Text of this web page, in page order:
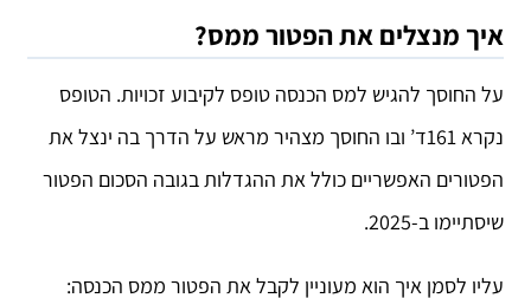
איך מנצלים את הפטור ממס?
על החוסך להגיש למס הכנסה טופס לקיבוע זכויות. הטופס
נקרא 161ד’ ובו החוסך מצהיר מראש על הדרך בה ינצל את
הפטורים האפשריים כולל את ההגדלות בגובה הסכום הפטור
שיסתיימו ב-2025.
עליו לסמן איך הוא מעוניין לקבל את הפטור ממס הכנסה: